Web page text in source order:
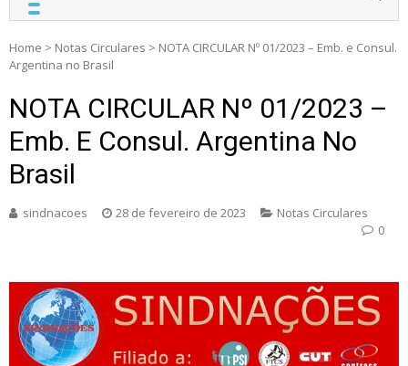
Home > Notas Circulares > NOTA CIRCULAR Nº 01/2023 – Emb. e Consul.
Argentina no Brasil
NOTA CIRCULAR Nº 01/2023 –
Emb. E Consul. Argentina No
Brasil
sindnacoes 28 de fevereiro de 2023
Notas Circulares
0